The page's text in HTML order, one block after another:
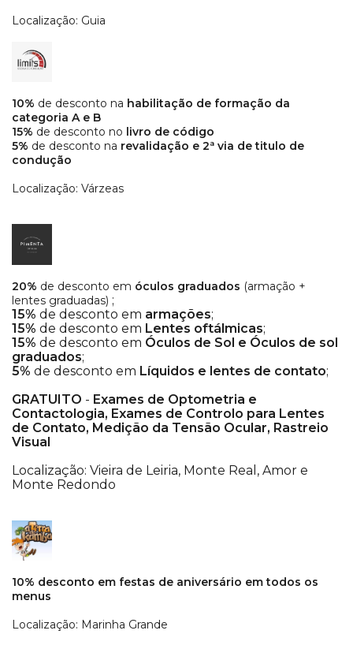
Localização: Guia
10% de desconto na habilitação de formação da
categoria A e B
15% de desconto no livro de código
5% de desconto na revalidação e 2ª via de titulo de
condução
Localização: Várzeas
20% de desconto em óculos graduados (armação +
lentes graduadas) ;
15% de desconto em armações;
15% de desconto em Lentes oftálmicas;
15% de desconto em Óculos de Sol e Óculos de sol
graduados;
5% de desconto em Líquidos e lentes de contato;
GRATUITO - Exames de Optometria e
Contactologia, Exames de Controlo para Lentes
de Contato, Medição da Tensão Ocular, Rastreio
Visual
Localização: Vieira de Leiria, Monte Real, Amor e
Monte Redondo
10% desconto em festas de aniversário em todos os
menus
Localização: Marinha Grande